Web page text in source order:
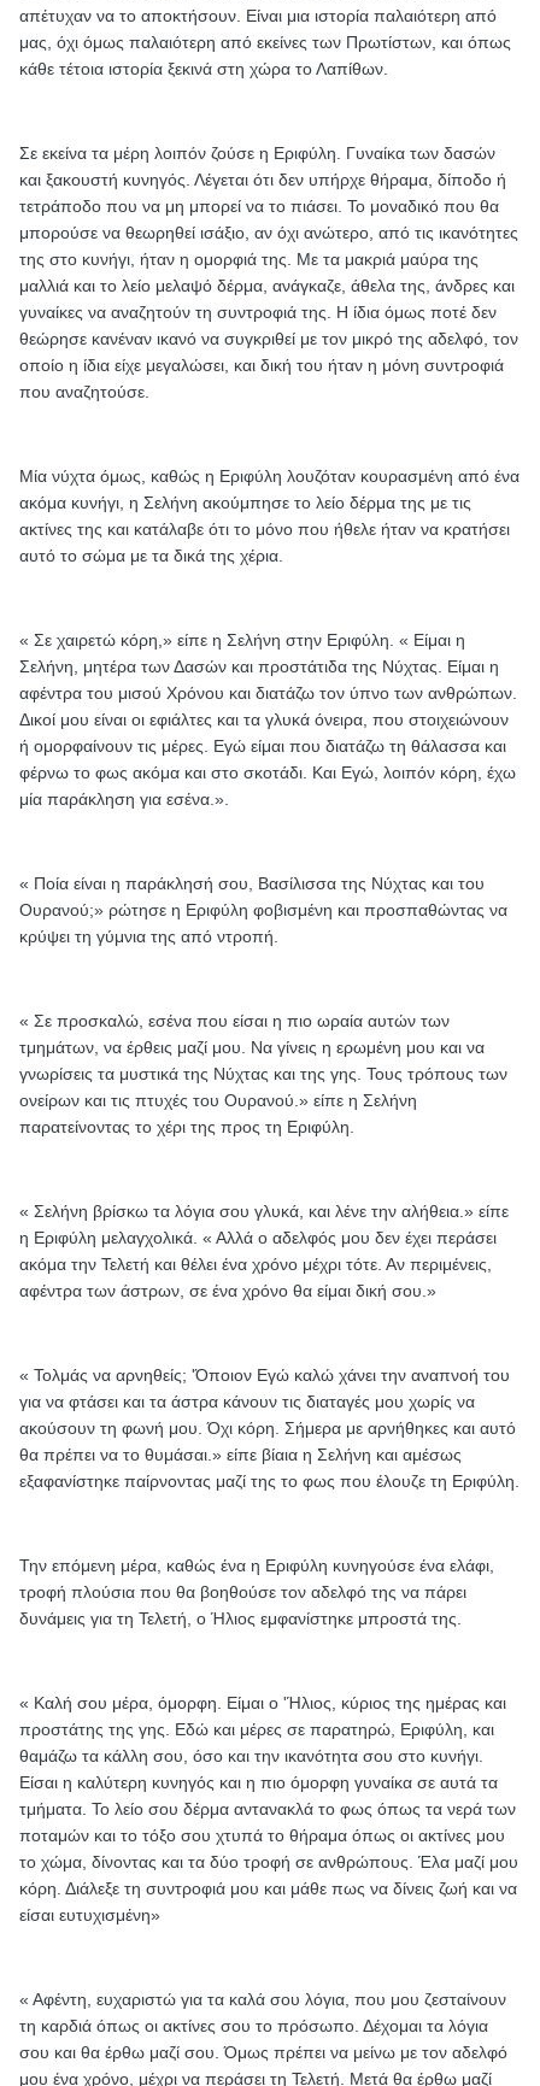
απέτυχαν να το αποκτήσουν. Είναι μια ιστορία παλαιότερη από
μας, όχι όμως παλαιότερη από εκείνες των Πρωτίστων, και όπως
κάθε τέτοια ιστορία ξεκινά στη χώρα το Λαπίθων.
Σε εκείνα τα μέρη λοιπόν ζούσε η Εριφύλη. Γυναίκα των δασών
και ξακουστή κυνηγός. Λέγεται ότι δεν υπήρχε θήραμα, δίποδο ή
τετράποδο που να μη μπορεί να το πιάσει. Το μοναδικό που θα
μπορούσε να θεωρηθεί ισάξιο, αν όχι ανώτερο, από τις ικανότητες
της στο κυνήγι, ήταν η ομορφιά της. Με τα μακριά μαύρα της
μαλλιά και το λείο μελαψό δέρμα, ανάγκαζε, άθελα της, άνδρες και
γυναίκες να αναζητούν τη συντροφιά της. Η ίδια όμως ποτέ δεν
θεώρησε κανέναν ικανό να συγκριθεί με τον μικρό της αδελφό, τον
οποίο η ίδια είχε μεγαλώσει, και δική του ήταν η μόνη συντροφιά
που αναζητούσε.
Μία νύχτα όμως, καθώς η Εριφύλη λουζόταν κουρασμένη από ένα
ακόμα κυνήγι, η Σελήνη ακούμπησε το λείο δέρμα της με τις
ακτίνες της και κατάλαβε ότι το μόνο που ήθελε ήταν να κρατήσει
αυτό το σώμα με τα δικά της χέρια.
« Σε χαιρετώ κόρη,» είπε η Σελήνη στην Εριφύλη. « Είμαι η
Σελήνη, μητέρα των Δασών και προστάτιδα της Νύχτας. Είμαι η
αφέντρα του μισού Χρόνου και διατάζω τον ύπνο των ανθρώπων.
Δικοί μου είναι οι εφιάλτες και τα γλυκά όνειρα, που στοιχειώνουν
ή ομορφαίνουν τις μέρες. Εγώ είμαι που διατάζω τη θάλασσα και
φέρνω το φως ακόμα και στο σκοτάδι. Και Εγώ, λοιπόν κόρη, έχω
μία παράκληση για εσένα.».
« Ποία είναι η παράκλησή σου, Βασίλισσα της Νύχτας και του
Ουρανού;» ρώτησε η Εριφύλη φοβισμένη και προσπαθώντας να
κρύψει τη γύμνια της από ντροπή.
« Σε προσκαλώ, εσένα που είσαι η πιο ωραία αυτών των
τμημάτων, να έρθεις μαζί μου. Να γίνεις η ερωμένη μου και να
γνωρίσεις τα μυστικά της Νύχτας και της γης. Τους τρόπους των
ονείρων και τις πτυχές του Ουρανού.» είπε η Σελήνη
παρατείνοντας το χέρι της προς τη Εριφύλη.
« Σελήνη βρίσκω τα λόγια σου γλυκά, και λένε την αλήθεια.» είπε
η Εριφύλη μελαγχολικά. « Αλλά ο αδελφός μου δεν έχει περάσει
ακόμα την Τελετή και θέλει ένα χρόνο μέχρι τότε. Αν περιμένεις,
αφέντρα των άστρων, σε ένα χρόνο θα είμαι δική σου.»
« Τολμάς να αρνηθείς; 'Όποιον Εγώ καλώ χάνει την αναπνοή του
για να φτάσει και τα άστρα κάνουν τις διαταγές μου χωρίς να
ακούσουν τη φωνή μου. Όχι κόρη. Σήμερα με αρνήθηκες και αυτό
θα πρέπει να το θυμάσαι.» είπε βίαια η Σελήνη και αμέσως
εξαφανίστηκε παίρνοντας μαζί της το φως που έλουζε τη Εριφύλη.
Την επόμενη μέρα, καθώς ένα η Εριφύλη κυνηγούσε ένα ελάφι,
τροφή πλούσια που θα βοηθούσε τον αδελφό της να πάρει
δυνάμεις για τη Τελετή, ο Ήλιος εμφανίστηκε μπροστά της.
« Καλή σου μέρα, όμορφη. Είμαι ο 'Ήλιος, κύριος της ημέρας και
προστάτης της γης. Εδώ και μέρες σε παρατηρώ, Εριφύλη, και
θαμάζω τα κάλλη σου, όσο και την ικανότητα σου στο κυνήγι.
Είσαι η καλύτερη κυνηγός και η πιο όμορφη γυναίκα σε αυτά τα
τμήματα. Το λείο σου δέρμα αντανακλά το φως όπως τα νερά των
ποταμών και το τόξο σου χτυπά το θήραμα όπως οι ακτίνες μου
το χώμα, δίνοντας και τα δύο τροφή σε ανθρώπους. Έλα μαζί μου
κόρη. Διάλεξε τη συντροφιά μου και μάθε πως να δίνεις ζωή και να
είσαι ευτυχισμένη»
« Αφέντη, ευχαριστώ για τα καλά σου λόγια, που μου ζεσταίνουν
τη καρδιά όπως οι ακτίνες σου το πρόσωπο. Δέχομαι τα λόγια
σου και θα έρθω μαζί σου. Όμως πρέπει να μείνω με τον αδελφό
μου ένα χρόνο, μέχρι να περάσει τη Τελετή. Μετά θα έρθω μαζί